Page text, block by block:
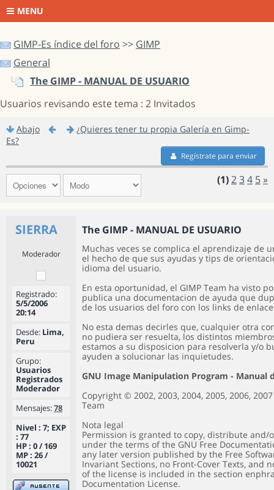
MENU
GIMP-Es índice del foro >> GIMP
General
The GIMP - MANUAL DE USUARIO
Usuarios revisando este tema : 2 Invitados
Abajo
¿Quieres tener tu propia Galería en Gimp-
Es?
Regístrate para enviar
(1)234 5 »
SIERRA The GIMP - MANUAL DE USUARIO
Moderador
Registrado:
5/5/2006
20:14
Desde: Lima,
Peru
Grupo:
Usuarios
Registrados
Moderador
Mensajes:78
Nivel : 7; EXP
: 77
HP : 0 / 169
MP : 26 /
10021
Muchas veces se complica el aprendizaje de
el hecho de que sus ayudas y tips de
idioma del usuario.
En esta oportunidad, el GIMP Team ha visto
publica una documentacion de ayuda que
de los usuarios del foro con los links de
No esta demas decirles que, cualquier otra
no pudiera ser resuelta, los distintos
estamos a su disposicion para resolverla y/o
ayuden a solucionar las inquietudes.
GNU Image Manipulation Program - Manual
Copyright © 2002, 2003, 2004, 2005, 2006,
Team
Nota legal
Permission is granted to copy, distribute
under the terms of the GNU Free
any later version published by the Free
Invariant Sections, no Front-Cover Texts, and
of the license is included in the section
Documentation License.